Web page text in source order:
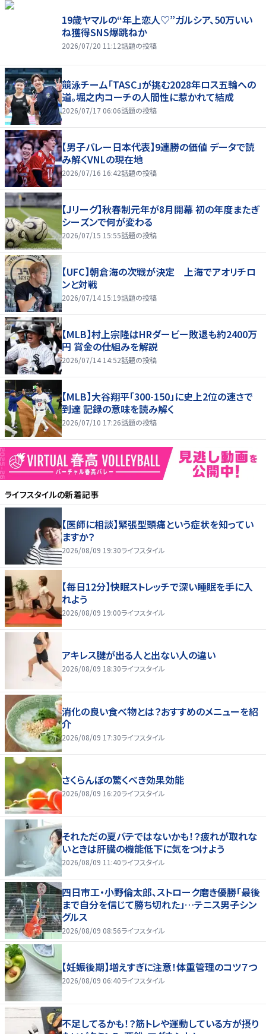
19歳ヤマルの“年上恋人♡”ガルシア、50万いい
ね獲得SNS爆跳ねか
2026/07/20 11:12話題の投稿
競泳チーム「TASC」が挑む2028年ロス五輪への
道。堀之内コーチの人間性に惹かれて結成
2026/07/17 06:06話題の投稿
【男子バレー日本代表】9連勝の価値 データで読
み解くVNLの現在地
2026/07/16 16:42話題の投稿
【Jリーグ】秋春制元年が8月開幕 初の年度またぎ
シーズンで何が変わる
2026/07/15 15:55話題の投稿
【UFC】朝倉海の次戦が決定 上海でアオリチロ
ンと対戦
2026/07/14 15:19話題の投稿
【MLB】村上宗隆はHRダービー敗退も約2400万
円 賞金の仕組みを解説
2026/07/14 14:52話題の投稿
【MLB】大谷翔平「300-150」に史上2位の速さで
到達 記録の意味を読み解く
2026/07/10 17:26話題の投稿
ライフスタイルの新着記事
【医師に相談】緊張型頭痛という症状を知ってい
ますか？
2026/08/09 19:30ライフスタイル
【毎日12分】快眠ストレッチで深い睡眠を手に入
れよう
2026/08/09 19:00ライフスタイル
アキレス腱が出る人と出ない人の違い
2026/08/09 18:30ライフスタイル
消化の良い食べ物とは？おすすめのメニューを紹
介
2026/08/09 17:30ライフスタイル
さくらんぼの驚くべき効果効能
2026/08/09 16:20ライフスタイル
それただの夏バテではないかも！？疲れが取れな
いときは肝臓の機能低下に気をつけよう
2026/08/09 11:40ライフスタイル
四日市工・小野倫太郎、ストローク磨き優勝「最後
まで自分を信じて勝ち切れた」…テニス男子シン
グルス
2026/08/09 08:56ライフスタイル
【妊娠後期】増えすぎに注意！体重管理のコツ７つ
2026/08/09 06:40ライフスタイル
不足してるかも！？筋トレや運動している方が摂り